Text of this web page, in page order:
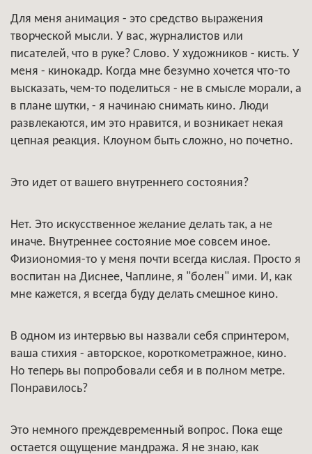
Для меня анимация - это средство выражения
творческой мысли. У вас, журналистов или
писателей, что в руке? Слово. У художников - кисть. У
меня - кинокадр. Когда мне безумно хочется что-то
высказать, чем-то поделиться - не в смысле морали, а
в плане шутки, - я начинаю снимать кино. Люди
развлекаются, им это нравится, и возникает некая
цепная реакция. Клоуном быть сложно, но почетно.
Это идет от вашего внутреннего состояния?
Нет. Это искусственное желание делать так, а не
иначе. Внутреннее состояние мое совсем иное.
Физиономия-то у меня почти всегда кислая. Просто я
воспитан на Диснее, Чаплине, я "болен" ими. И, как
мне кажется, я всегда буду делать смешное кино.
В одном из интервью вы назвали себя спринтером,
ваша стихия - авторское, короткометражное, кино.
Но теперь вы попробовали себя и в полном метре.
Понравилось?
Это немного преждевременный вопрос. Пока еще
остается ощущение мандража. Я не знаю, как